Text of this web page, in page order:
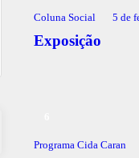
Coluna Social 5 de
Exposição
Programa Cida Caran